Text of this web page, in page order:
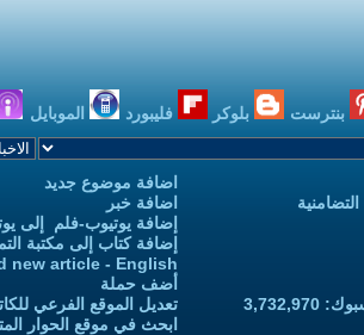
بنترست بلوكر فليبورد الموبايل
اضافة موضوع جديد
اضافة خبر
إضافة يوتيوب-فلم إلى
إضافة كتاب إلى مكتبة
new article - English
أضف حملة
تعديل الموقع الفرعي
ابحث في موقع الحوار